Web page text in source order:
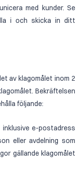
med kunder. Se
i och skicka in ditt
av klagomålet inom 2
Bekräftelsen
följande:
e-postadress
eller avdelning som
gällande klagomålet